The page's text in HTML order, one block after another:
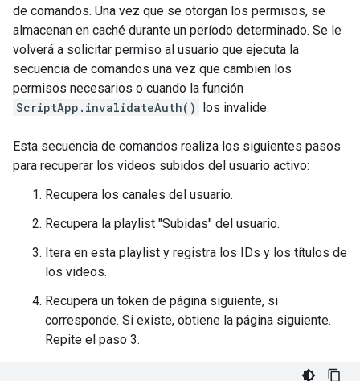
de comandos. Una vez que se otorgan los permisos, se
almacenan en caché durante un período determinado. Se le
volverá a solicitar permiso al usuario que ejecuta la
secuencia de comandos una vez que cambien los
permisos necesarios o cuando la función
ScriptApp.invalidateAuth() los invalide.
Esta secuencia de comandos realiza los siguientes pasos
para recuperar los videos subidos del usuario activo:
Recupera los canales del usuario.
Recupera la playlist "Subidas" del usuario.
Itera en esta playlist y registra los IDs y los títulos de
los videos.
Recupera un token de página siguiente, si
corresponde. Si existe, obtiene la página siguiente.
Repite el paso 3.